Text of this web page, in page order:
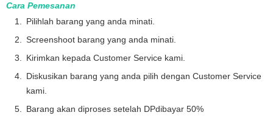
Cara Pemesanan
Pilihlah barang yang anda minati.
Screenshoot barang yang anda minati.
Kirimkan kepada Customer Service kami.
Diskusikan barang yang anda pilih dengan Customer Service
kami.
Barang akan diproses setelah DPdibayar 50%